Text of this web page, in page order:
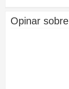
Opinar sobre